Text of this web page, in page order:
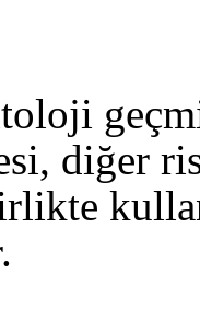
diğer